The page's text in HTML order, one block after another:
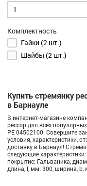
Комплектность
Гайки (2 шт.)
Шайбы (2 шт.)
Купить стремянку
в Барнауле
В интернет-магазине
рессор для всех
PE 04502100. Совершите
условия, характеристики,
доставку в Барнаул!
следующие
покрытие: Гальваника,
длина, l, мм: 300, ширина, b,